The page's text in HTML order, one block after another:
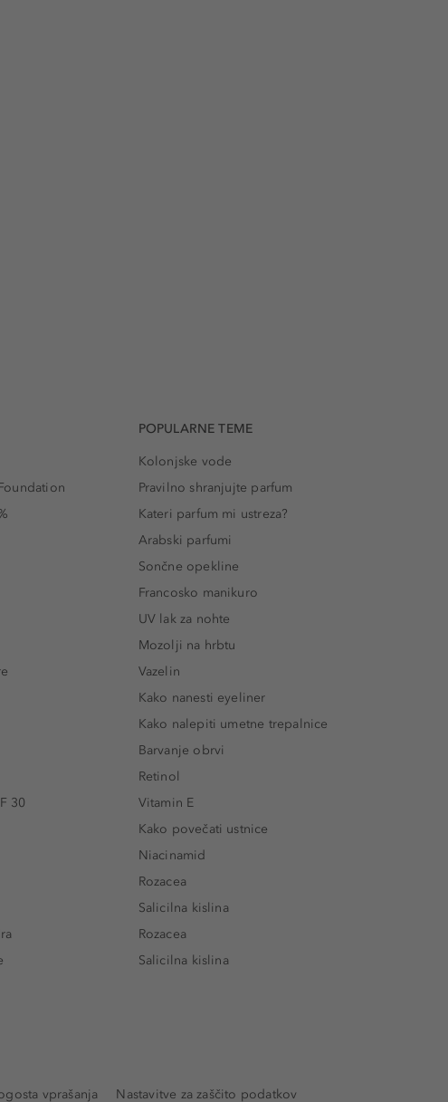
30
POPULARNE TEME
Kolonjske vode
Pravilno shranjujte parfum
Kateri parfum mi ustreza?
Arabski parfumi
Sončne opekline
Francosko manikuro
UV lak za nohte
Mozolji na hrbtu
Vazelin
Kako nanesti eyeliner
Kako nalepiti umetne trepalnice
Barvanje obrvi
Retinol
Vitamin E
Kako povečati ustnice
Niacinamid
Rozacea
Salicilna kislina
Rozacea
Salicilna kislina
vprašanja Nastavitve za zaščito podatkov